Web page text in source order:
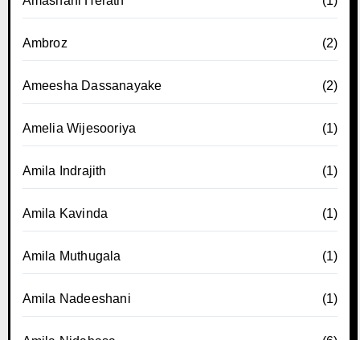
Ambroz (2)
Ameesha Dassanayake (2)
Amelia Wijesooriya (1)
Amila Indrajith (1)
Amila Kavinda (1)
Amila Muthugala (1)
Amila Nadeeshani (1)